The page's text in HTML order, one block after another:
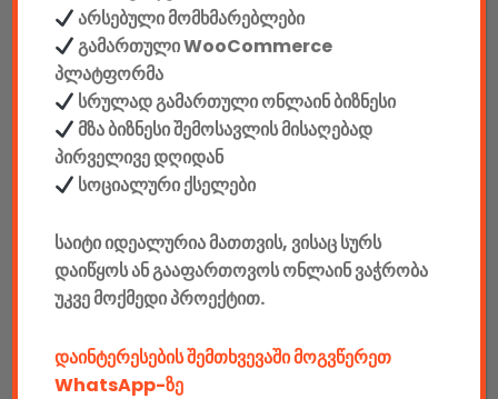
კონსტრუქტორები
E-mobility
კომპიუტერები & აქსესუარები
ტელეფონები & აქსესუარები
ნოუთბუქები & აქსესუარები
არსებული მომხმარებლები
გამართული WooCommerce
პლატფორმა
სრულად გამართული ონლაინ ბიზნესი
მზა ბიზნესი შემოსავლის მისაღებად
პირველივე დღიდან
სოციალური ქსელები
საიტი იდეალურია მათთვის, ვისაც სურს
დაიწყოს ან გააფართოვოს ონლაინ ვაჭრობა
უკვე მოქმედი პროექტით.
დაინტერესების შემთხვევაში მოგვწერეთ
WhatsApp-ზე